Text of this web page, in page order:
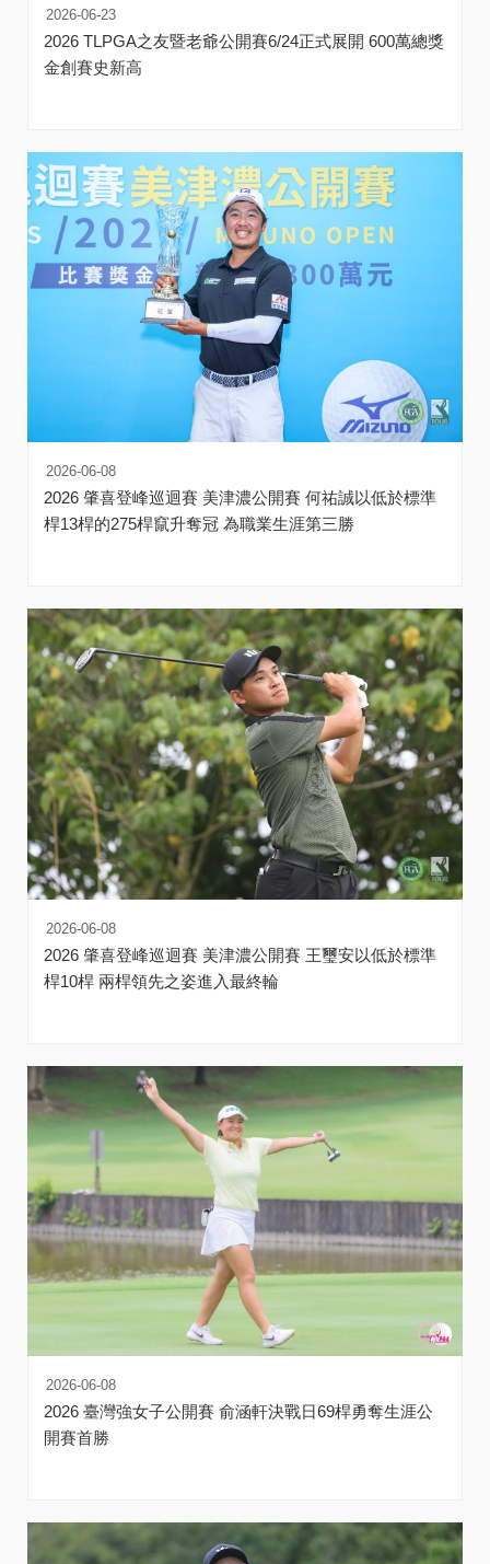
2026-06-23
2026 TLPGA之友暨老爺公開賽6/24正式展開 600萬總獎
金創賽史新高
2026-06-08
2026 肇喜登峰巡迴賽 美津濃公開賽 何祐誠以低於標準
桿13桿的275桿竄升奪冠 為職業生涯第三勝
2026-06-08
2026 肇喜登峰巡迴賽 美津濃公開賽 王璽安以低於標準
桿10桿 兩桿領先之姿進入最終輪
2026-06-08
2026 臺灣強女子公開賽 俞涵軒決戰日69桿勇奪生涯公
開賽首勝